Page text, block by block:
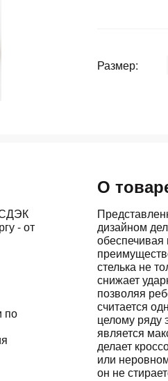
Размер:
СДЭК
- от
по
О
дизайном
стелька не
снижает
позволяя
считается
целому ряду
является
делает
или
он не
сегодня только
любого банка
выбранный
списываться
карты каждые 2